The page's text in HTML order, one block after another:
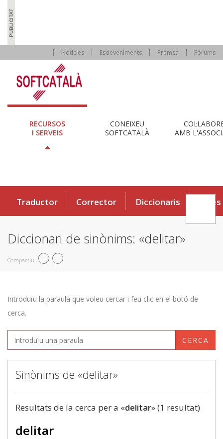
Notícies Esdeveniments Premsa Fòrums
RECURSOS
I SERVEIS
CONEIXEU
SOFTCATALÀ
AMB
Traductor Corrector Diccionaris Eines
Diccionari de sinònims: «delitar»
Compartiu
Introduïu la paraula que voleu cercar i feu clic en el botó de
cerca.
CERCA
Sinònims de «delitar»
Resultats de la cerca per a «delitar» (1 resultat)
delitar